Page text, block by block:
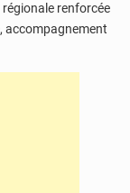
renforcée
accompagnement